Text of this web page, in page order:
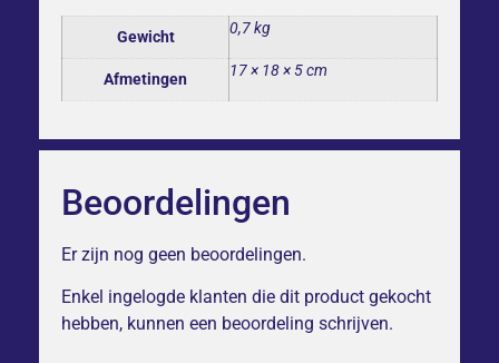
Gewicht 0,7 kg
Afmetingen 17 × 18 × 5 cm
Beoordelingen
Er zijn nog geen beoordelingen.
Enkel ingelogde klanten die dit product gekocht
hebben, kunnen een beoordeling schrijven.